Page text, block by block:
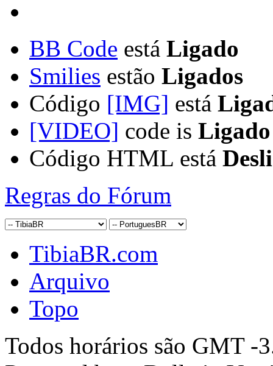
BB Code está Ligado
Smilies estão Ligados
Código [IMG] está
[VIDEO] code is Ligado
Código HTML está
Regras do Fórum
TibiaBR.com
Arquivo
Topo
Todos horários são GMT -